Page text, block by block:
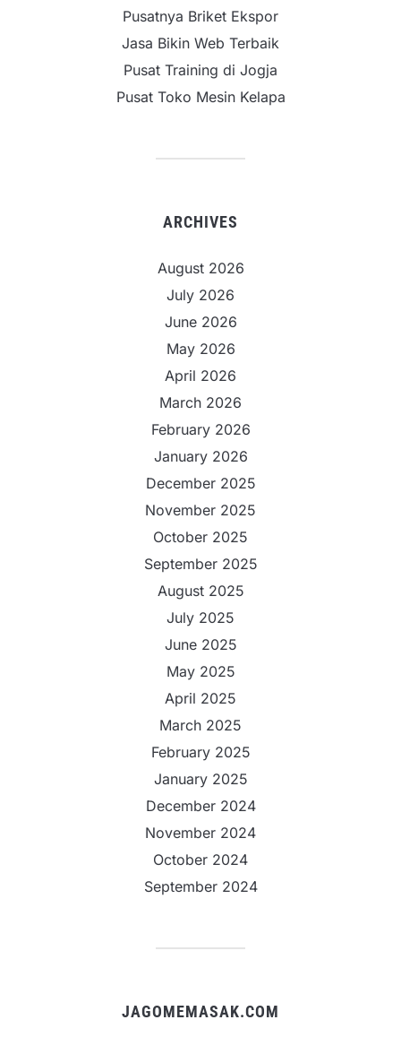
Pusatnya Briket Ekspor
Jasa Bikin Web Terbaik
Pusat Training di Jogja
Pusat Toko Mesin Kelapa
ARCHIVES
August 2026
July 2026
June 2026
May 2026
April 2026
March 2026
February 2026
January 2026
December 2025
November 2025
October 2025
September 2025
August 2025
July 2025
June 2025
May 2025
April 2025
March 2025
February 2025
January 2025
December 2024
November 2024
October 2024
September 2024
JAGOMEMASAK.COM